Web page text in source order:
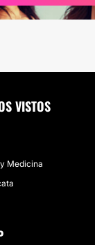
VISTOS
Medicina